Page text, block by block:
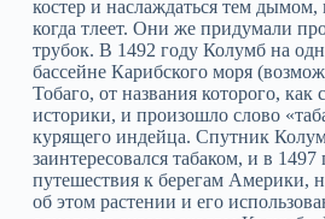
костер и наслаждаться тем
когда тлеет. Они же придумали
трубок. В 1492 году Колумб на
бассейне Карибского моря
Тобаго, от названия которого, как
историки, и произошло слово
курящего индейца. Спутник
заинтересовался табаком, и в
путешествия к берегам Америки,
об этом растении и его